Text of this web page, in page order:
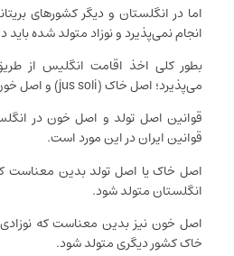
اما در انگلستان و دیگر کشورهای
انجام نمی‌پذیرد و نوزاد متولد شده
بطور کلی اخذ اقامت انگلیس از
می‌پذیرد؛ اصل خاک (jus soli) و اصل خون (Jus sanguinis).
قوانین اصل تولد و اصل خون در
قوانین ایران در این مورد است.
اصل خاک یا اصل تولد بدین معناست
انگلستان متولد شود.
اصل خون نیز بدین معناست که
خاک کشور دیگری متولد شود.